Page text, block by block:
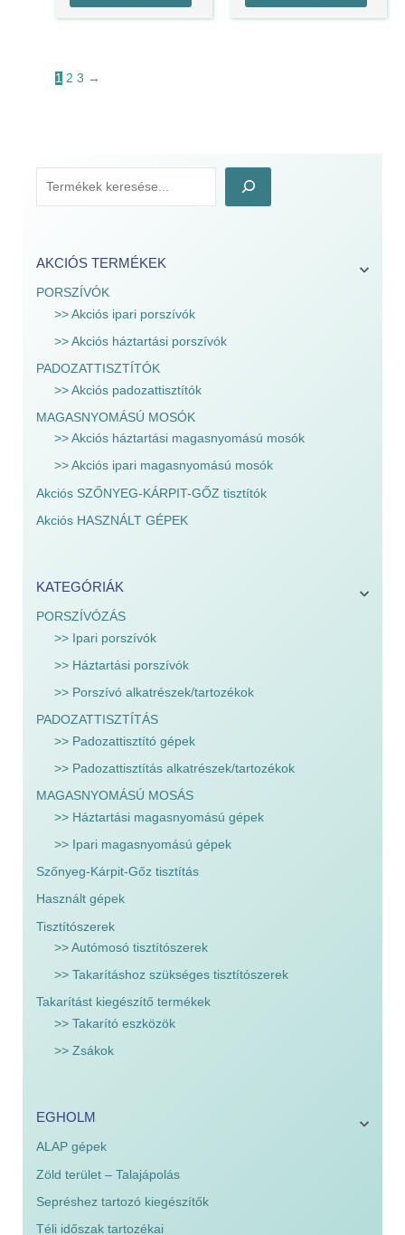
AKCIÓS TERMÉKEK
PORSZÍVÓK
>> Akciós ipari porszívók
>> Akciós háztartási porszívók
PADOZATTISZTÍTÓK
>> Akciós padozattisztítók
MAGASNYOMÁSÚ MOSÓK
>> Akciós háztartási magasnyomású mosók
>> Akciós ipari magasnyomású mosók
Akciós SZŐNYEG-KÁRPIT-GŐZ tisztítók
Akciós HASZNÁLT GÉPEK
KATEGÓRIÁK
PORSZÍVÓZÁS
>> Ipari porszívók
>> Háztartási porszívók
>> Porszívó alkatrészek/tartozékok
PADOZATTISZTÍTÁS
>> Padozattisztító gépek
>> Padozattisztítás alkatrészek/tartozékok
MAGASNYOMÁSÚ MOSÁS
>> Háztartási magasnyomású gépek
>> Ipari magasnyomású gépek
Szőnyeg-Kárpit-Gőz tisztítás
Használt gépek
Tisztítószerek
>> Autómosó tisztítószerek
>> Takarításhoz szükséges tisztítószerek
Takarítást kiegészítő termékek
>> Takarító eszközök
>> Zsákok
EGHOLM
ALAP gépek
Zöld terület – Talajápolás
Sepréshez tartozó kiegészítők
Téli időszak tartozékai
1 2 3 →